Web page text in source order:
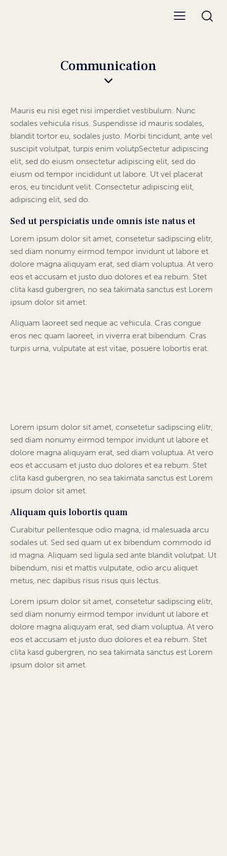
Communication
Mauris eu nisi eget nisi imperdiet vestibulum. Nunc
sodales vehicula risus. Suspendisse id mauris sodales,
blandit tortor eu, sodales justo. Morbi tincidunt, ante vel
suscipit volutpat, turpis enim volutpSectetur adipiscing
elit, sed do eiusm onsectetur adipiscing elit, sed do
eiusm od tempor incididunt ut labore. Ut vel placerat
eros, eu tincidunt velit. Consectetur adipiscing elit,
adipiscing elit, sed do.
Sed ut perspiciatis unde omnis iste natus et
Lorem ipsum dolor sit amet, consetetur sadipscing elitr,
sed diam nonumy eirmod tempor invidunt ut labore et
dolore magna aliquyam erat, sed diam voluptua. At vero
eos et accusam et justo duo dolores et ea rebum. Stet
clita kasd gubergren, no sea takimata sanctus est Lorem
ipsum dolor sit amet.
Aliquam laoreet sed neque ac vehicula. Cras congue
eros nec quam laoreet, in viverra erat bibendum. Cras
turpis urna, vulputate at est vitae, posuere lobortis erat.
Lorem ipsum dolor sit amet, consetetur sadipscing elitr,
sed diam nonumy eirmod tempor invidunt ut labore et
dolore magna aliquyam erat, sed diam voluptua. At vero
eos et accusam et justo duo dolores et ea rebum. Stet
clita kasd gubergren, no sea takimata sanctus est Lorem
ipsum dolor sit amet.
Aliquam quis lobortis quam
Curabitur pellentesque odio magna, id malesuada arcu
sodales ut. Sed sed quam ut ex bibendum commodo id
id magna. Aliquam sed ligula sed ante blandit volutpat. Ut
bibendum, nisi et mattis vulputate, odio arcu aliquet
metus, nec dapibus risus risus quis lectus.
Lorem ipsum dolor sit amet, consetetur sadipscing elitr,
sed diam nonumy eirmod tempor invidunt ut labore et
dolore magna aliquyam erat, sed diam voluptua. At vero
eos et accusam et justo duo dolores et ea rebum. Stet
clita kasd gubergren, no sea takimata sanctus est Lorem
ipsum dolor sit amet.